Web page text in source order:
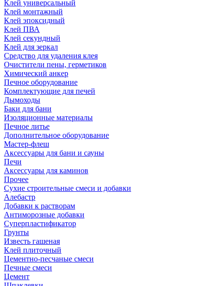
Клей универсальный
Клей монтажный
Клей эпоксидный
Клей ПВА
Клей секундный
Клей для зеркал
Средство для удаления клея
Очистители пены, герметиков
Химический анкер
Печное оборудование
Комплектующие для печей
Дымоходы
Баки для бани
Изоляционные материалы
Печное литье
Дополнительное оборудование
Мастер-флеш
Аксессуары для бани и сауны
Печи
Аксессуары для каминов
Прочее
Сухие строительные смеси и добавки
Алебастр
Добавки к растворам
Антиморозные добавки
Суперпластификатор
Грунты
Известь гашеная
Клей плиточный
Цементно-песчаные смеси
Печные смеси
Цемент